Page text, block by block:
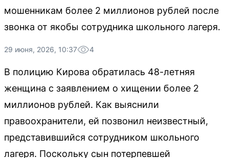
мошенникам более 2 миллионов рублей после
звонка от якобы сотрудника школьного лагеря.
29 июня, 2026, 10:37 4
В полицию Кирова обратилась 48-летняя
женщина с заявлением о хищении более 2
миллионов рублей. Как выяснили
правоохранители, ей позвонил неизвестный,
представившийся сотрудником школьного
лагеря. Поскольку сын потерпевшей